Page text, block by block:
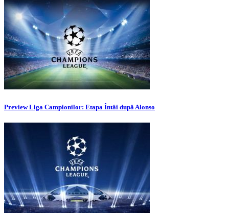
Preview Liga Campionilor: Etapa Întâi după Alonso